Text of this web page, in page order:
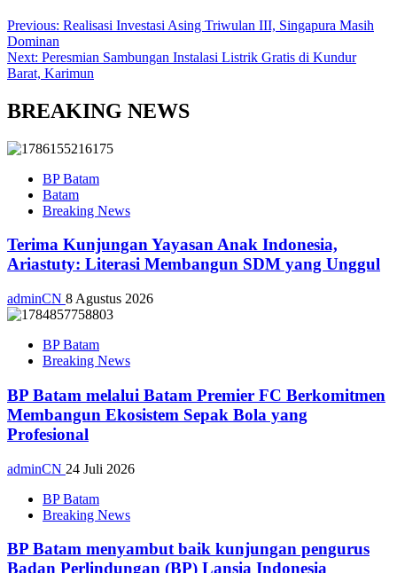
Previous: Realisasi Investasi Asing Triwulan III, Singapura Masih
Dominan
Next: Peresmian Sambungan Instalasi Listrik Gratis di Kundur
Barat, Karimun
BREAKING NEWS
BP Batam
Batam
Breaking News
Terima Kunjungan Yayasan Anak Indonesia,
Ariastuty: Literasi Membangun SDM yang Unggul
adminCN 8 Agustus 2026
BP Batam
Breaking News
BP Batam melalui Batam Premier FC Berkomitmen
Membangun Ekosistem Sepak Bola yang
Profesional
adminCN 24 Juli 2026
BP Batam
Breaking News
BP Batam menyambut baik kunjungan pengurus
Badan Perlindungan (BP) Lansia Indonesia